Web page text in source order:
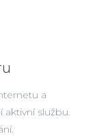
a
aktivní službu.